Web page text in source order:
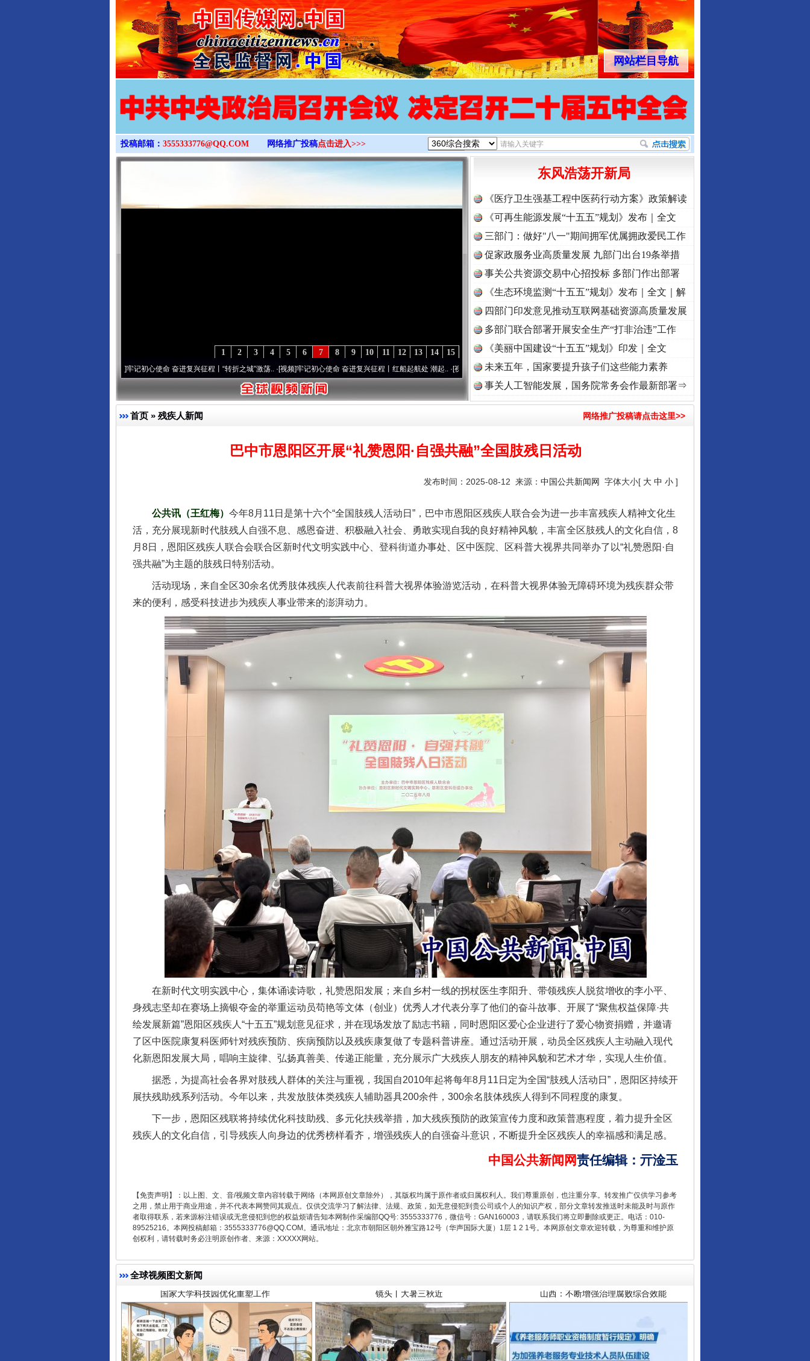
>
网站栏目导航
投稿邮箱： 3555333776@QQ.COM 网络推广投稿点击进入>>>
15
14
13
12
11
10
9
8
7
6
5
4
3
2
1
牢记初心使命 奋进复兴征程丨“转折之城”激荡..·[视频]牢记初心使命 奋进复兴征程丨红船起航处 潮起..·[视频]一首歌的时间，读懂乐至的“诗与远方”·[视频]从《水浒传》看间谍“攻心套路”
东风浩荡开新局
《医疗卫生强基工程中医药行动方案》政策解读
《可再生能源发展“十五五”规划》发布｜全文
三部门：做好"八一"期间拥军优属拥政爱民工作
促家政服务业高质量发展 九部门出台19条举措
事关公共资源交易中心招投标 多部门作出部署
《生态环境监测“十五五”规划》发布｜全文｜解
读
四部门印发意见推动互联网基础资源高质量发展
多部门联合部署开展安全生产“打非治违”工作
《美丽中国建设“十五五”规划》印发｜全文
未来五年，国家要提升孩子们这些能力素养
事关人工智能发展，国务院常务会作最新部署⇒
首页 » 残疾人新闻 网络推广投稿请点击这里>>
巴中市恩阳区开展“礼赞恩阳·自强共融”全国肢残日活动
发布时间：2025-08-12 来源： 中国公共新闻网 字体大小[ 大 中 小 ]
公共讯（王红梅） 今年8月11日是第十六个“全国肢残人活动日”，巴中市恩阳区残疾人联合会为进一步丰富残疾人精神文化生
活，充分展现新时代肢残人自强不息、感恩奋进、积极融入社会、勇敢实现自我的良好精神风貌，丰富全区肢残人的文化自信，8
月8日，恩阳区残疾人联合会联合区新时代文明实践中心、登科街道办事处、区中医院、区科普大视界共同举办了以“礼赞恩阳·自
强共融”为主题的肢残日特别活动。
活动现场，来自全区30余名优秀肢体残疾人代表前往科普大视界体验游览活动，在科普大视界体验无障碍环境为残疾群众带
来的便利，感受科技进步为残疾人事业带来的澎湃动力。
在新时代文明实践中心，集体诵读诗歌，礼赞恩阳发展；来自乡村一线的拐杖医生李阳升、带领残疾人脱贫增收的李小平、
身残志坚却在赛场上摘银夺金的举重运动员苟艳等文体（创业）优秀人才代表分享了他们的奋斗故事、开展了“聚焦权益保障·共
绘发展新篇”恩阳区残疾人“十五五”规划意见征求，并在现场发放了励志书籍，同时恩阳区爱心企业进行了爱心物资捐赠，并邀请
了区中医院康复科医师针对残疾预防、疾病预防以及残疾康复做了专题科普讲座。通过活动开展，动员全区残疾人主动融入现代
化新恩阳发展大局，唱响主旋律、弘扬真善美、传递正能量，充分展示广大残疾人朋友的精神风貌和艺术才华，实现人生价值。
据悉，为提高社会各界对肢残人群体的关注与重视，我国自2010年起将每年8月11日定为全国“肢残人活动日”，恩阳区持续开
展扶残助残系列活动。今年以来，共发放肢体类残疾人辅助器具200余件，300余名肢体残疾人得到不同程度的康复。
下一步，恩阳区残联将持续优化科技助残、多元化扶残举措，加大残疾预防的政策宣传力度和政策普惠程度，着力提升全区
残疾人的文化自信，引导残疾人向身边的优秀榜样看齐，增强残疾人的自强奋斗意识，不断提升全区残疾人的幸福感和满足感。
中国公共新闻网责任编辑： 亓淦玉
【免责声明】：以上图、文、音/视频文章内容转载于网络（本网原创文章除外），其版权均属于原作者或归属权利人。我们尊重原创，也注重分享。转发推广仅供学习参考
之用，禁止用于商业用途，并不代表本网赞同其观点。仅供交流学习了解法律、法规、政策，如无意侵犯到贵公司或个人的知识产权，部分文章转发推送时未能及时与原作
者取得联系，若来源标注错误或无意侵犯到您的权益烦请告知本网制作采编部QQ号: 3555333776，微信号：GAN160003，请联系我们将立即删除或更正。电话：010-
89525216。本网投稿邮箱：3555333776@QQ.COM。通讯地址：北京市朝阳区朝外雅宝路12号（华声国际大厦）1层 1 2 1号。本网原创文章欢迎转载，为尊重和维护原
创权利，请转载时务必注明原创作者、来源：XXXXX网站。
全球视频图文新闻
完善运行机制助力责任有效落实 一纸欠条伤亲情 巡回调解促和解.. 行业协会接连发公告
揭开“小金库”的免责幌子 以产业富民促振兴 酒驾未被当场查获能处罚吗
从幼儿园到大学，有这些资助 “后车司机肯定在骂我”
全民健身五年计划来了！等你上场 事关残疾人未来5年 让传统村落焕发生机
阿坝州三大球赛在茂县开幕 规模最大的光氢储一体化项目 走走走！国家喊你健身啦
国家大学科技园优化重塑工作 镜头丨大暑三秋近 山西：不断增强治理腐败综合效能